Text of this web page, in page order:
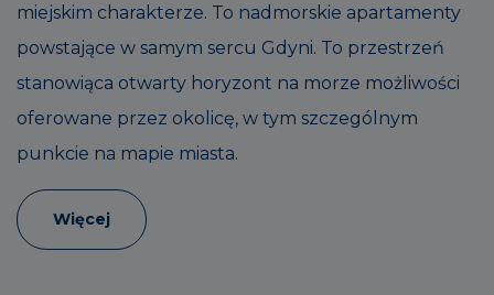
miejskim charakterze. To nadmorskie apartamenty
powstające w samym sercu Gdyni. To przestrzeń
stanowiąca otwarty horyzont na morze możliwości
oferowane przez okolicę, w tym szczególnym
punkcie na mapie miasta.
Więcej